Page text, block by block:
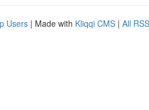
Users | Made with Kliqqi CMS | All